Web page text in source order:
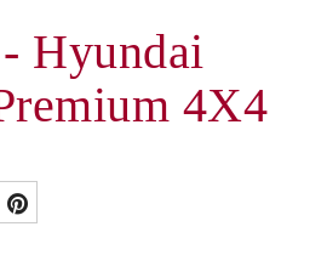
Hyundai
4X4